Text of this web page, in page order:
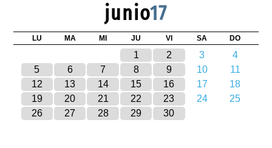
junio17
LU MA MI JU VI SA DO
1 2 3
4
5
6 7 8 9 10
11
12
13 14 15 16 17
18
19
20 21 22 23 24
25
26
27 28 29 30